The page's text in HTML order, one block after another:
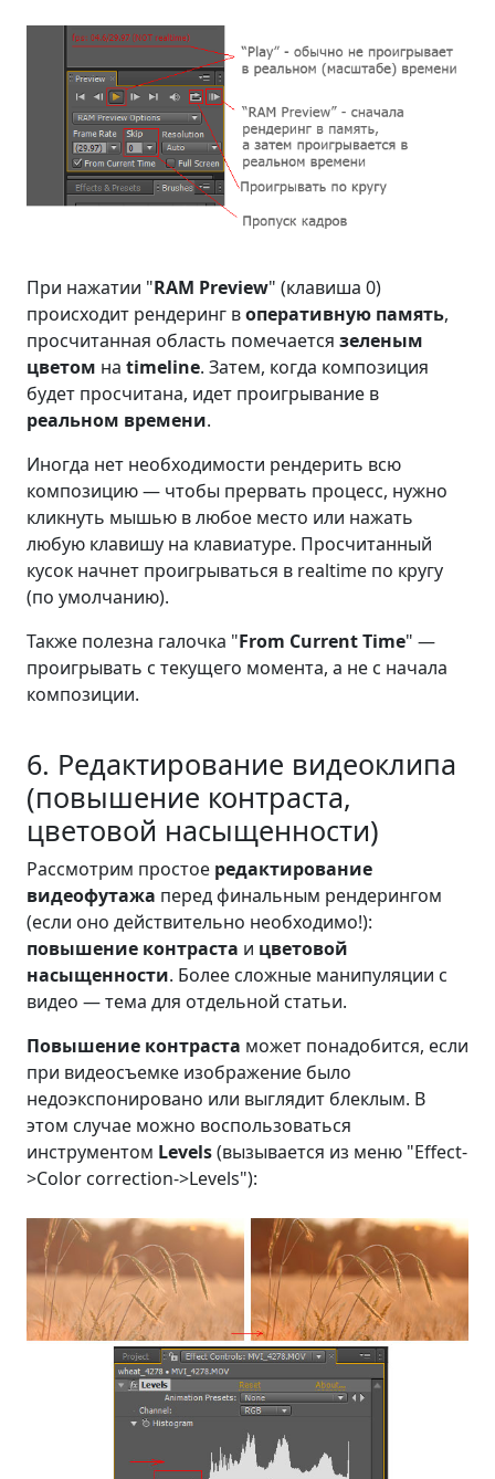
При нажатии "RAM Preview" (клавиша 0)
происходит рендеринг воперативную память,
просчитанная область помечается зеленым
цветом на timeline. Затем, когда композиция
будет просчитана, идет проигрывание в
реальном времени.
Иногда нет необходимости рендерить всю
композицию — чтобы прервать процесс, нужно
кликнуть мышью в любое место или нажать
любую клавишу на клавиатуре. Просчитанный
кусок начнет проигрываться в realtime по кругу
(по умолчанию).
Также полезна галочка "From Current Time" —
проигрывать с текущего момента, а не с начала
композиции.
6. Редактирование видеоклипа
(повышение контраста,
цветовой насыщенности)
Рассмотрим простое редактирование
видеофутажа перед финальным рендерингом
(если оно действительно необходимо!):
повышение контраста и цветовой
насыщенности. Более сложные манипуляции с
видео — тема для отдельной статьи.
Повышение контраста может понадобится, если
при видеосъемке изображение было
недоэкспонировано или выглядит блеклым. В
этом случае можно воспользоваться
инструментом Levels(вызывается из меню "Effect-
>Color correction->Levels"):